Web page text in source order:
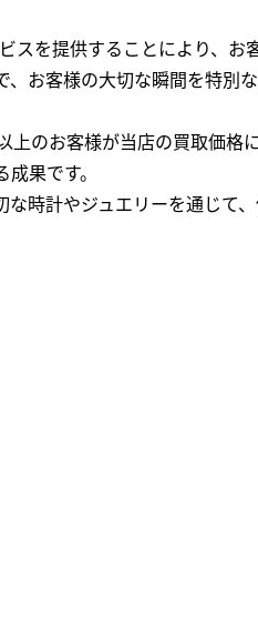
スを提供することにより、お
お客様の大切な瞬間を特別
のお客様が当店の買取価格
果です。
時計やジュエリーを通じて